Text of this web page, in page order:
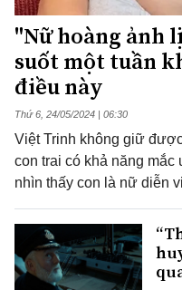
"Nữ hoàng ảnh
suốt một tuần
điều này
Thứ 6, 24/05/2024 | 06:30
Việt Trinh không giữ
con trai có khả năng
nhìn thấy con là nữ diễn